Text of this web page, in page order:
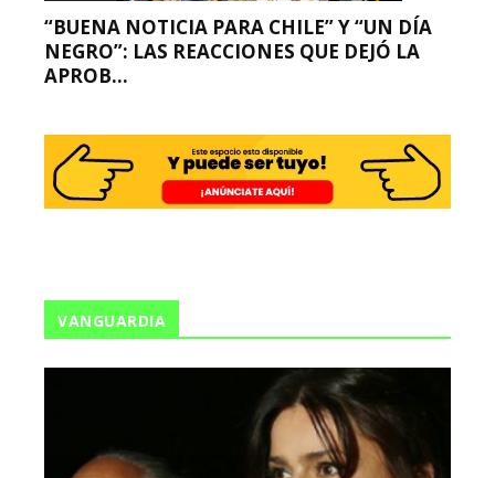
“BUENA NOTICIA PARA CHILE” Y “UN DÍA
NEGRO”: LAS REACCIONES QUE DEJÓ LA
APROB...
VANGUARDIA